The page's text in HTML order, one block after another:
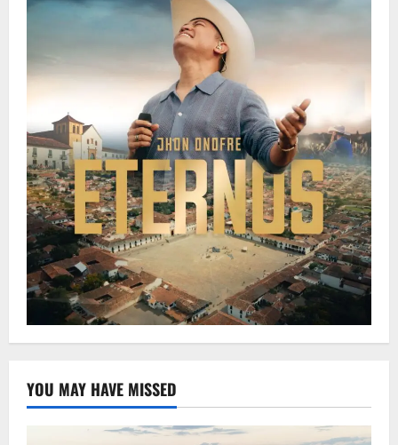
YOU MAY HAVE MISSED